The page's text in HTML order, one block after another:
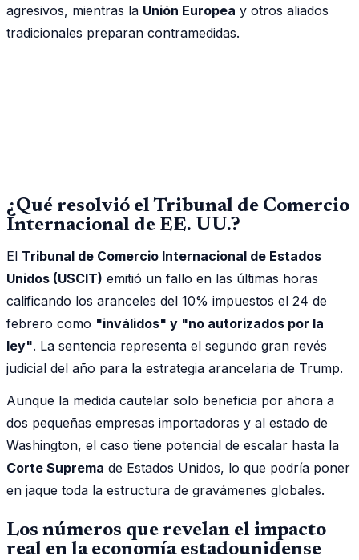
agresivos, mientras la Unión Europea y otros aliados
tradicionales preparan contramedidas.
¿Qué resolvió el Tribunal de Comercio
Internacional de EE. UU.?
El Tribunal de Comercio Internacional de Estados
Unidos (USCIT) emitió un fallo en las últimas horas
calificando los aranceles del 10% impuestos el 24 de
febrero como "inválidos" y "no autorizados por la
ley". La sentencia representa el segundo gran revés
judicial del año para la estrategia arancelaria de Trump.
Aunque la medida cautelar solo beneficia por ahora a
dos pequeñas empresas importadoras y al estado de
Washington, el caso tiene potencial de escalar hasta la
Corte Suprema de Estados Unidos, lo que podría poner
en jaque toda la estructura de gravámenes globales.
Los números que revelan el impacto
real en la economía estadounidense